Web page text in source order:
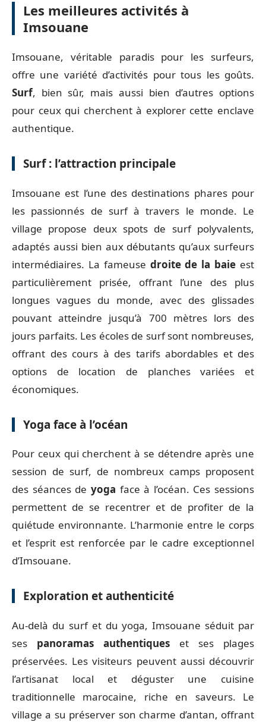
Les meilleures activités à
Imsouane
Imsouane, véritable paradis pour les surfeurs,
offre une variété d’activités pour tous les goûts.
Surf, bien sûr, mais aussi bien d’autres options
pour ceux qui cherchent à explorer cette enclave
authentique.
Surf : l’attraction principale
Imsouane est l’une des destinations phares pour
les passionnés de surf à travers le monde. Le
village propose deux spots de surf polyvalents,
adaptés aussi bien aux débutants qu’aux surfeurs
intermédiaires. La fameuse droite de la baie est
particulièrement prisée, offrant l’une des plus
longues vagues du monde, avec des glissades
pouvant atteindre jusqu’à 700 mètres lors des
jours parfaits. Les écoles de surf sont nombreuses,
offrant des cours à des tarifs abordables et des
options de location de planches variées et
économiques.
Yoga face à l’océan
Pour ceux qui cherchent à se détendre après une
session de surf, de nombreux camps proposent
des séances de yoga face à l’océan. Ces sessions
permettent de se recentrer et de profiter de la
quiétude environnante. L’harmonie entre le corps
et l’esprit est renforcée par le cadre exceptionnel
d’Imsouane.
Exploration et authenticité
Au-delà du surf et du yoga, Imsouane séduit par
ses panoramas authentiques et ses plages
préservées. Les visiteurs peuvent aussi découvrir
l’artisanat local et déguster une cuisine
traditionnelle marocaine, riche en saveurs. Le
village a su préserver son charme d’antan, offrant